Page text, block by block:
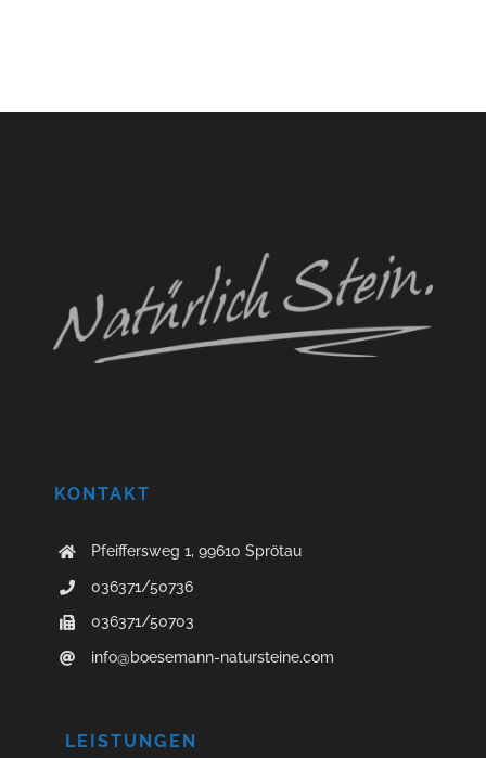
KONTAKT
Pfeiffersweg 1, 99610 Sprötau
036371/50736
036371/50703
info@boesemann-natursteine.com
LEISTUNGEN